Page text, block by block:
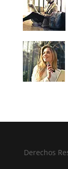
Derechos